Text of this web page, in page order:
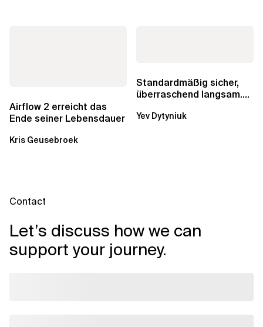
Airflow 2 erreicht das
Ende seiner Lebensdauer
Kris Geusebroek
Standardmäßig sicher,
überraschend langsam.
über die RDS...
Yev Dytyniuk
Contact
Let’s discuss how we can
support your journey.